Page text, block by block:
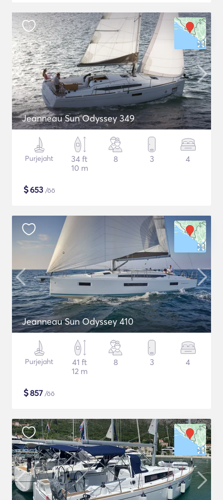
Jeanneau Sun Odyssey 349
Purjejaht
34 ft
10 m
8 3 4
$653 /öö
Jeanneau Sun Odyssey 410
Purjejaht
41 ft
12 m
8 3 4
$857 /öö